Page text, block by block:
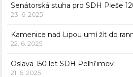
Senátorská stuha pro SDH Pleše
23. 6. 2025
Kamenice nad Lipou umí žít do
22. 6. 2025
Oslava 150 let SDH Pelhřimov
21. 6. 2025